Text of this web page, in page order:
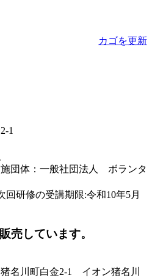
カゴを更新
1
団体：一般社団法人 ボランタ
回研修の受講期限:令和10年5月
売しています。
名川町白金2-1 イオン猪名川